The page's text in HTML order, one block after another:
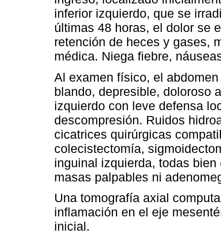
inferior izquierdo, que se
últimas 48 horas, el dolor se
retención de heces y gases,
médica. Niega fiebre,
Al examen físico, el
blando, depresible, doloroso
izquierdo con leve defensa
descompresión. Ruidos
cicatrices quirúrgicas
colecistectomía,
inguinal izquierda, todas
masas palpables ni
Una tomografía axial
inflamación en el eje
inicial.